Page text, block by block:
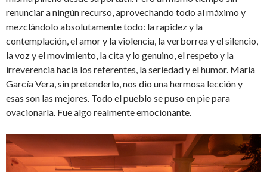
renunciar a ningún recurso, aprovechando todo al máximo y
mezclándolo absolutamente todo: la rapidez y la
contemplación, el amor y la violencia, la verborrea y el silencio,
la voz y el movimiento, la cita y lo genuino, el respeto y la
irreverencia hacia los referentes, la seriedad y el humor. María
García Vera, sin pretenderlo, nos dio una hermosa lección y
esas son las mejores. Todo el pueblo se puso en pie para
ovacionarla. Fue algo realmente emocionante.